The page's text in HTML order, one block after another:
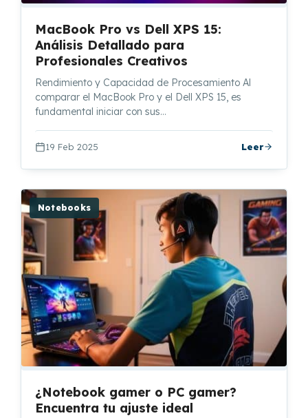
MacBook Pro vs Dell XPS 15:
Análisis Detallado para
Profesionales Creativos
Rendimiento y Capacidad de Procesamiento Al
comparar el MacBook Pro y el Dell XPS 15, es
fundamental iniciar con sus…
19 Feb 2025 Leer
Notebooks
¿Notebook gamer o PC gamer?
Encuentra tu ajuste ideal